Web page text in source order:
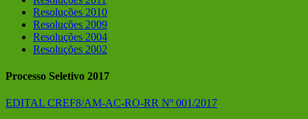
Resoluções 2010
Resoluções 2009
Resoluções 2004
Resoluções 2002
Processo Seletivo 2017
EDITAL CREF8/AM-AC-RO-RR Nº 001/2017